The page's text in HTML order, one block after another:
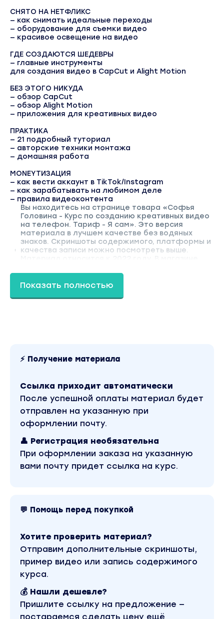
СНЯТО НА НЕТФЛИКС
— как снимать идеальные переходы
— оборудование для съемки видео
— красивое освещение на видео
ГДЕ СОЗДАЮТСЯ ШЕДЕВРЫ
— главные инструменты
для создания видео в CapCut и Alight Motion
БЕЗ ЭТОГО НИКУДА
— обзор CapCut
— обзор Alight Motion
— приложения для креативных видео
ПРАКТИКА
— 21 подробный туториал
— авторские техники монтажа
— домашняя работа
MONEYТИЗАЦИЯ
— как вести аккаунт в TikTok/Instagram
— как зарабатывать на любимом деле
— правила видеоконтента
Вы находитесь на странице товара «Софья
Головина - Курс по созданию креативных видео
на телефон. Тариф - Я сам». Это версия
материала в лучшем качестве без водяных
знаков. Скриншоты содержимого, платформы и
качества записи можно посмотреть выше.
Обучающий курс входит в рубрику «Видео и
фото». Другие материалы автора «Софья
Показать полностью
⚡ Получение материала
Ссылка приходит автоматически
После успешной оплаты материал будет
отправлен на указанную при
оформлении почту.
👤 Регистрация необязательна
При оформлении заказа на указанную
вами почту придет ссылка на курс.
💬 Помощь перед покупкой
Хотите проверить материал?
Отправим дополнительные скриншоты,
пример видео или запись содержимого
курса.
💰 Нашли дешевле?
Пришлите ссылку на предложение —
постараемся сделать цену ещё